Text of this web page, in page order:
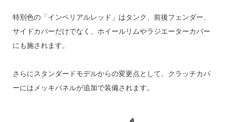
特別色の「インペリアルレッド」はタンク、前後フェンダー、
サイドカバーだけでなく、ホイールリムやラジエーターカバー
にも施されます。
さらにスタンダードモデルからの変更点として、クラッチカバ
ーにはメッキパネルが追加で装備されます。